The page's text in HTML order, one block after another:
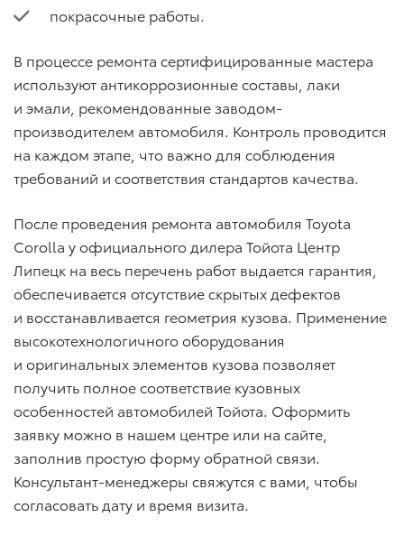
покрасочные работы.
В процессе ремонта сертифицированные мастера
используют антикоррозионные составы, лаки
и эмали, рекомендованные заводом-
производителем автомобиля. Контроль проводится
на каждом этапе, что важно для соблюдения
требований и соответствия стандартов качества.
После проведения ремонта автомобиля Toyota
Corolla у официального дилера Тойота Центр
Липецк на весь перечень работ выдается гарантия,
обеспечивается отсутствие скрытых дефектов
и восстанавливается геометрия кузова. Применение
высокотехнологичного оборудования
и оригинальных элементов кузова позволяет
получить полное соответствие кузовных
особенностей автомобилей Тойота. Оформить
заявку можно в нашем центре или на сайте,
заполнив простую форму обратной связи.
Консультант-менеджеры свяжутся с вами, чтобы
согласовать дату и время визита.